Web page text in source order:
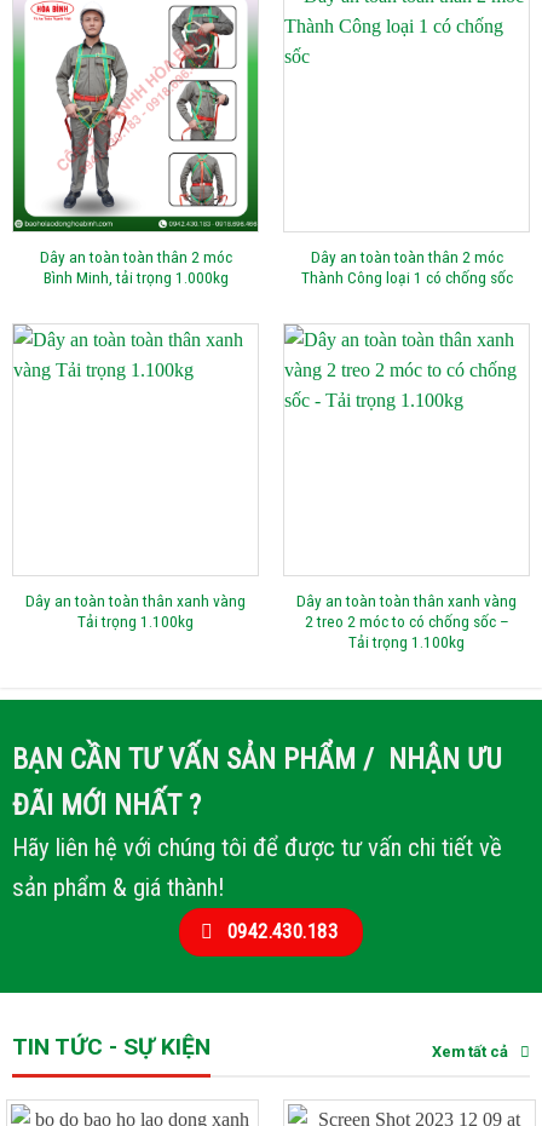
Dây an toàn toàn thân 2 móc
Bình Minh, tải trọng 1.000kg
Dây an toàn toàn thân 2 móc
Thành Công loại 1 có chống sốc
Dây an toàn toàn thân xanh vàng
Tải trọng 1.100kg
Dây an toàn toàn thân xanh vàng
2 treo 2 móc to có chống sốc –
Tải trọng 1.100kg
BẠN CẦN TƯ VẤN SẢN PHẨM / NHẬN ƯU
ĐÃI MỚI NHẤT ?
Hãy liên hệ với chúng tôi để được tư vấn chi tiết về
sản phẩm & giá thành!
0942.430.183
TIN TỨC - SỰ KIỆN Xem tất cả